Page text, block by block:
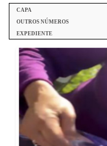
CAPA
OUTROS NÚMEROS
EXPEDIENTE